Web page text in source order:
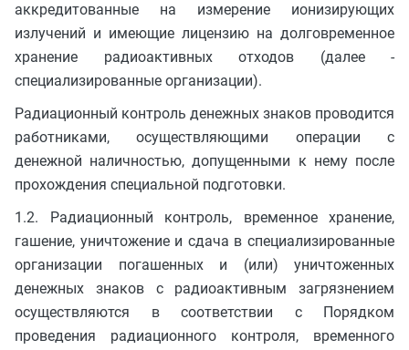
аккредитованные на измерение ионизирующих
излучений и имеющие лицензию на долговременное
хранение радиоактивных отходов (далее -
специализированные организации).
Радиационный контроль денежных знаков проводится
работниками, осуществляющими операции с
денежной наличностью, допущенными к нему после
прохождения специальной подготовки.
1.2. Радиационный контроль, временное хранение,
гашение, уничтожение и сдача в специализированные
организации погашенных и (или) уничтоженных
денежных знаков с радиоактивным загрязнением
осуществляются в соответствии с Порядком
проведения радиационного контроля, временного